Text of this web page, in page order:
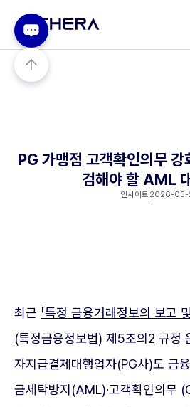
PG 가맹점 고객확인의무
검해야 할 AML
인사이트 2026-03-
최근 「특정 금융거래정보의 보고
(특정금융정보법) 제5조의2 규정
자지급결제대행업자(PG사)도 금
금세탁방지(AML)·고객확인의무